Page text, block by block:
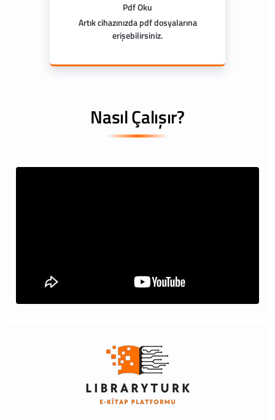
Pdf Oku
Artık cihazınızda pdf dosyalarına
erişebilirsiniz.
Nasıl Çalışır?